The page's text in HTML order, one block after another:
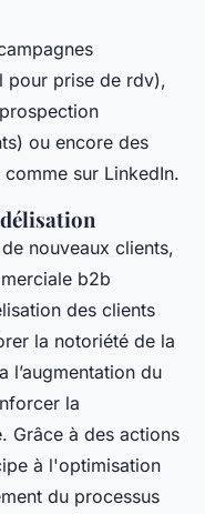
pour prise de rdv),
ou encore des
sur LinkedIn.
nouveaux clients,
b2b
des clients
la notoriété de la
l’augmentation du
la
Grâce à des actions
à l'optimisation
du processus